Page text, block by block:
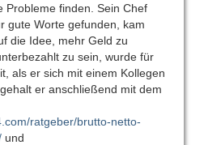
Probleme finden. Sein Chef
gute Worte gefunden, kam
die Idee, mehr Geld zu
zu sein, wurde für
als er sich mit einem Kollegen
er anschließend mit dem
ratgeber/brutto-netto-
und